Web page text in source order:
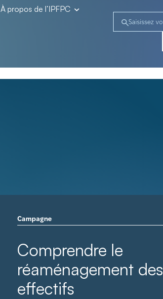
À propos de l’IPFPC
Campagne
Comprendre le
réaménagement des
effectifs